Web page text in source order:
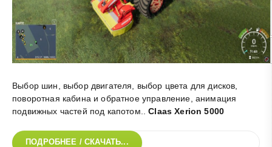
Выбор шин, выбор двигателя, выбор цвета для дисков,
поворотная кабина и обратное управление, анимация
подвижных частей под капотом.
.Claas Xerion 5000
ПОДРОБНЕЕ / СКАЧАТЬ...